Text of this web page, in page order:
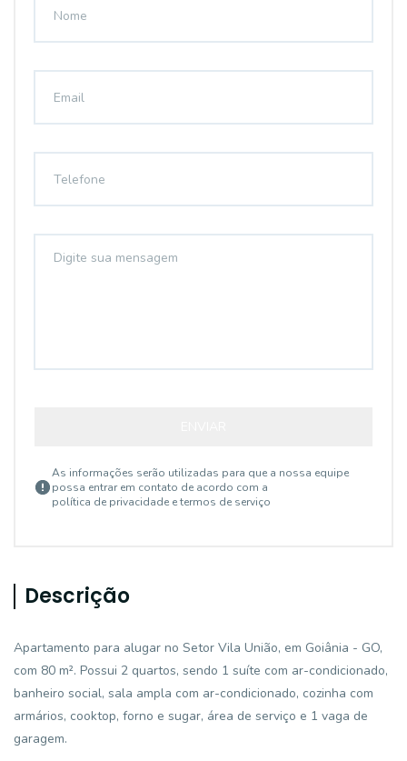
As informações serão utilizadas para que a nossa equipe
possa entrar em contato de acordo com a
política de privacidade e termos de serviço
Descrição
Apartamento para alugar no Setor Vila União, em Goiânia - GO,
com 80 m². Possui 2 quartos, sendo 1 suíte com ar-condicionado,
banheiro social, sala ampla com ar-condicionado, cozinha com
armários, cooktop, forno e sugar, área de serviço e 1 vaga de
garagem.